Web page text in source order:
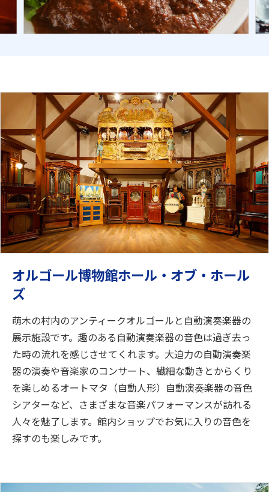
オルゴール博物館ホール・オブ・ホール
ズ
萌木の村内のアンティークオルゴールと自動演奏楽器の
展示施設です。趣のある自動演奏楽器の音色は過ぎ去っ
た時の流れを感じさせてくれます。大迫力の自動演奏楽
器の演奏や音楽家のコンサート、繊細な動きとからくり
を楽しめるオートマタ（自動人形）自動演奏楽器の音色
シアターなど、さまざまな音楽パフォーマンスが訪れる
人々を魅了します。館内ショップでお気に入りの音色を
探すのも楽しみです。